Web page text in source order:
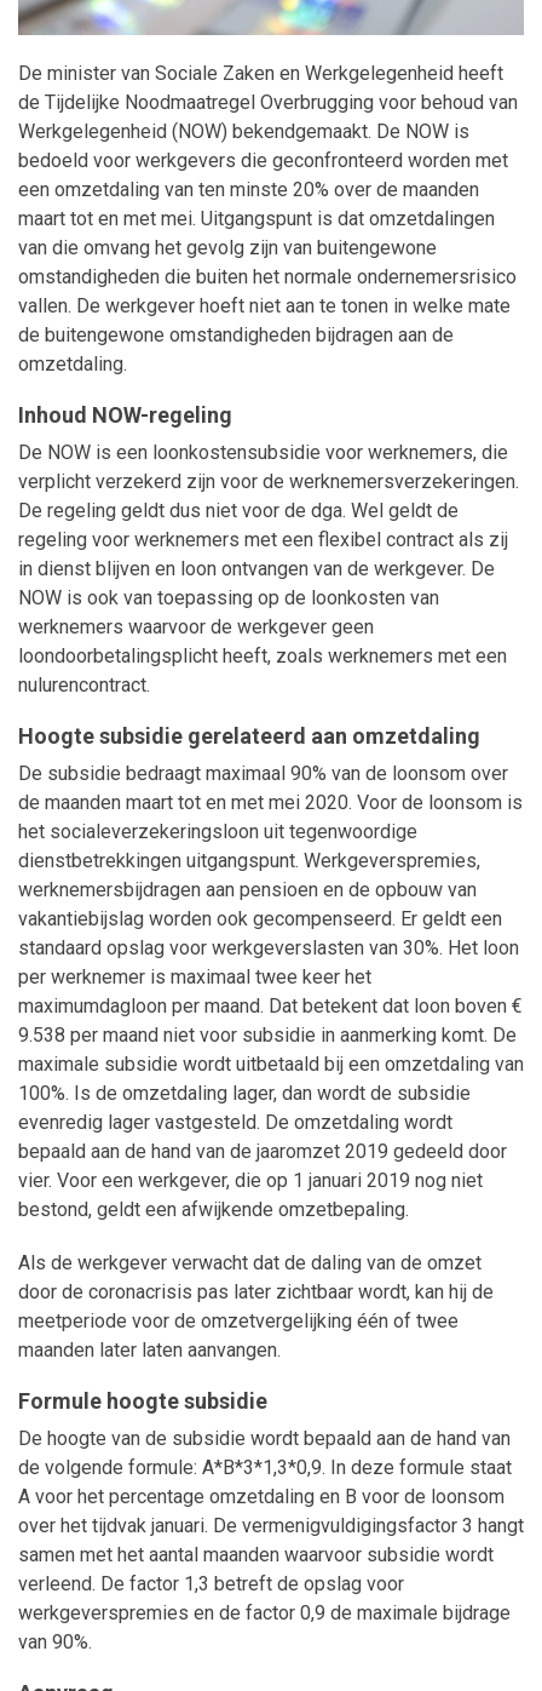
De minister van Sociale Zaken en Werkgelegenheid heeft
de Tijdelijke Noodmaatregel Overbrugging voor behoud van
Werkgelegenheid (NOW) bekendgemaakt. De NOW is
bedoeld voor werkgevers die geconfronteerd worden met
een omzetdaling van ten minste 20% over de maanden
maart tot en met mei. Uitgangspunt is dat omzetdalingen
van die omvang het gevolg zijn van buitengewone
omstandigheden die buiten het normale ondernemersrisico
vallen. De werkgever hoeft niet aan te tonen in welke mate
de buitengewone omstandigheden bijdragen aan de
omzetdaling.
Inhoud NOW-regeling
De NOW is een loonkostensubsidie voor werknemers, die
verplicht verzekerd zijn voor de werknemersverzekeringen.
De regeling geldt dus niet voor de dga. Wel geldt de
regeling voor werknemers met een flexibel contract als zij
in dienst blijven en loon ontvangen van de werkgever. De
NOW is ook van toepassing op de loonkosten van
werknemers waarvoor de werkgever geen
loondoorbetalingsplicht heeft, zoals werknemers met een
nulurencontract.
Hoogte subsidie gerelateerd aan omzetdaling
De subsidie bedraagt maximaal 90% van de loonsom over
de maanden maart tot en met mei 2020. Voor de loonsom is
het socialeverzekeringsloon uit tegenwoordige
dienstbetrekkingen uitgangspunt. Werkgeverspremies,
werknemersbijdragen aan pensioen en de opbouw van
vakantiebijslag worden ook gecompenseerd. Er geldt een
standaard opslag voor werkgeverslasten van 30%. Het loon
per werknemer is maximaal twee keer het
maximumdagloon per maand. Dat betekent dat loon boven €
9.538 per maand niet voor subsidie in aanmerking komt. De
maximale subsidie wordt uitbetaald bij een omzetdaling van
100%. Is de omzetdaling lager, dan wordt de subsidie
evenredig lager vastgesteld. De omzetdaling wordt
bepaald aan de hand van de jaaromzet 2019 gedeeld door
vier. Voor een werkgever, die op 1 januari 2019 nog niet
bestond, geldt een afwijkende omzetbepaling.
Als de werkgever verwacht dat de daling van de omzet
door de coronacrisis pas later zichtbaar wordt, kan hij de
meetperiode voor de omzetvergelijking één of twee
maanden later laten aanvangen.
Formule hoogte subsidie
De hoogte van de subsidie wordt bepaald aan de hand van
de volgende formule: A*B*3*1,3*0,9. In deze formule staat
A voor het percentage omzetdaling en B voor de loonsom
over het tijdvak januari. De vermenigvuldigingsfactor 3 hangt
samen met het aantal maanden waarvoor subsidie wordt
verleend. De factor 1,3 betreft de opslag voor
werkgeverspremies en de factor 0,9 de maximale bijdrage
van 90%.